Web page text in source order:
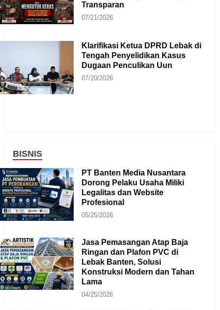
Transparan
07/21/2026
Klarifikasi Ketua DPRD Lebak di
Tengah Penyelidikan Kasus
Dugaan Penculikan Uun
07/20/2026
BISNIS
PT Banten Media Nusantara
Dorong Pelaku Usaha Miliki
Legalitas dan Website
Profesional
05/25/2026
Jasa Pemasangan Atap Baja
Ringan dan Plafon PVC di
Lebak Banten, Solusi
Konstruksi Modern dan Tahan
Lama
04/25/2026